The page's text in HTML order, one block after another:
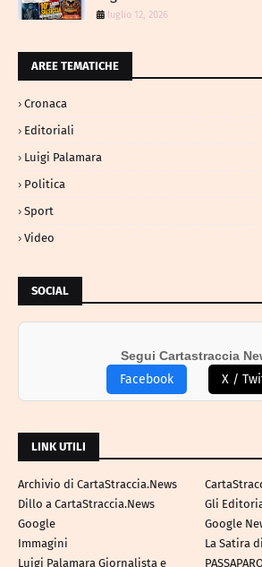
luglio 12, 2026
AREE TEMATICHE
Cronaca
Editoriali
Luigi Palamara
Politica
Sport
Video
SOCIAL
Segui Cartastraccia
Facebook X /
LINK UTILI
Archivio di CartaStraccia.News
Dillo a CartaStraccia.News
Gli
Google
Google
Immagini
La Satira
Luigi Palamara Giornalista e